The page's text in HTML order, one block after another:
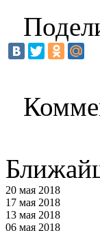
20 мая 2018
17 мая 2018
13 мая 2018
06 мая 2018